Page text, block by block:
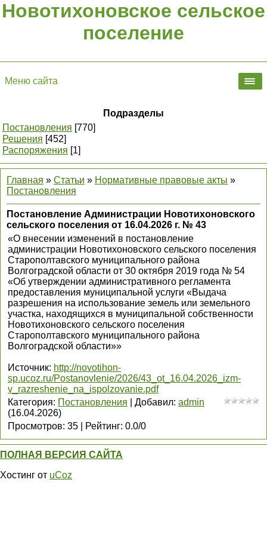
Новотихоновское сельское
поселение
Меню сайта
Подразделы
Постановления [770]
Решения [452]
Распоряжения [1]
Главная » Статьи » Нормативные правовые акты »
Постановления
Постановление Администрации Новотихоновского
сельского поселения от 16.04.2026 г. № 43
«О внесении изменений в постановление
администрации Новотихоновского сельского поселения
Старополтавского муниципального района
Волгоградской области от 30 октября 2019 года № 54
«Об утверждении административного регламента
предоставления муниципальной услуги «Выдача
разрешения на использование земель или земельного
участка, находящихся в муниципальной собственности
Новотихоновского сельского поселения
Старополтавского муниципального района
Волгоградской области»»
Источник: http://novotihon-
sp.ucoz.ru/Postanovlenie/2026/43_ot_16.04.2026_izm-
v_razreshenie_na_ispolzovanie.pdf
Категория: Постановления Добавил: admin
(16.04.2026)
Просмотров: 35 Рейтинг: 0.0/0
ПОЛНАЯ ВЕРСИЯ САЙТА
Хостинг от uCoz